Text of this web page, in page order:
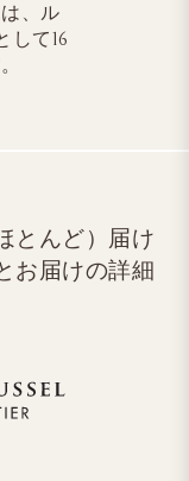
、ル
して16
とんど）届け
お届けの詳細